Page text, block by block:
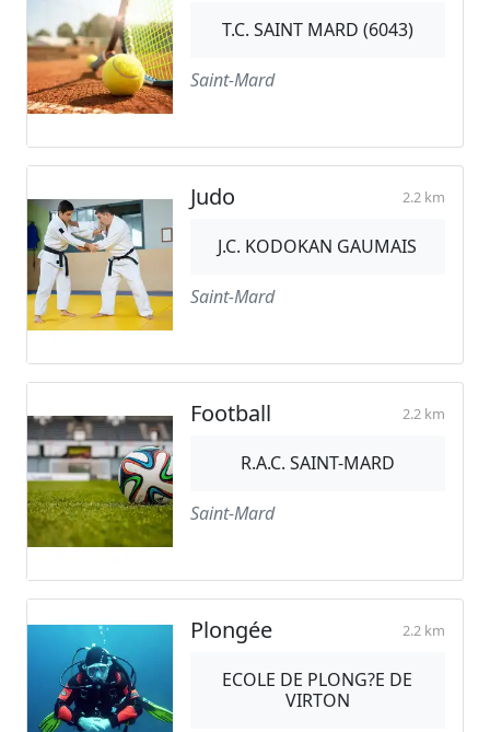
T.C. SAINT MARD (6043)
Saint-Mard
Judo 2.2 km
J.C. KODOKAN GAUMAIS
Saint-Mard
Football 2.2 km
R.A.C. SAINT-MARD
Saint-Mard
Plongée 2.2 km
ECOLE DE PLONG?E DE
VIRTON